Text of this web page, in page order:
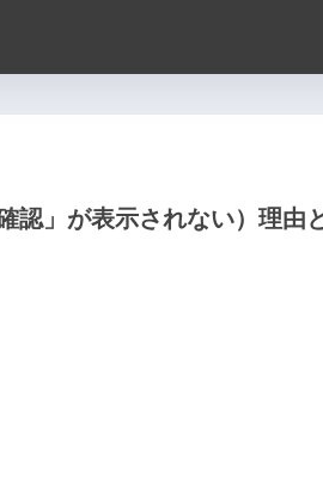
認」が表示されない）理由